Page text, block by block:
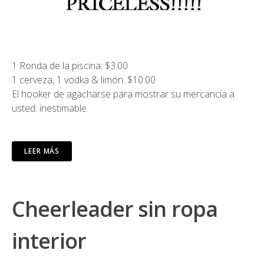
1 Ronda de la piscina: $3.00
1 cerveza, 1 vodka & limón: $10.00
El hooker de agacharse para mostrar su mercancía a
usted: inestimable
LEER MÁS
Cheerleader sin ropa
interior